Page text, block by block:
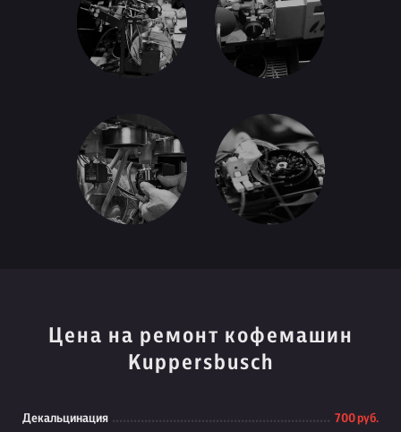
Цена на ремонт кофемашин
Kuppersbusch
Декальцинация 700 руб.